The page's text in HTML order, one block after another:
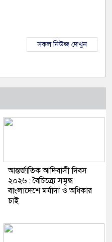
সকল নিউজ দেখুন
আন্তর্জাতিক আদিবাসী দিবস
২০২৬ : বৈচিত্র্যে সমৃদ্ধ
বাংলাদেশে মর্যাদা ও অধিকার
চাই